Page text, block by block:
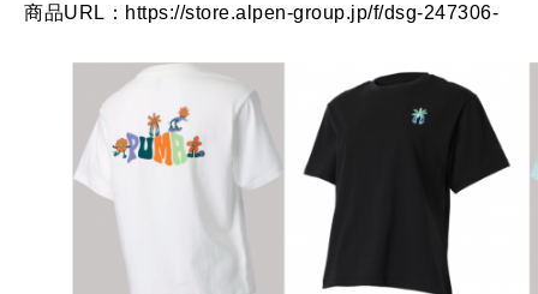
商品URL：https://store.alpen-group.jp/f/dsg-247306-